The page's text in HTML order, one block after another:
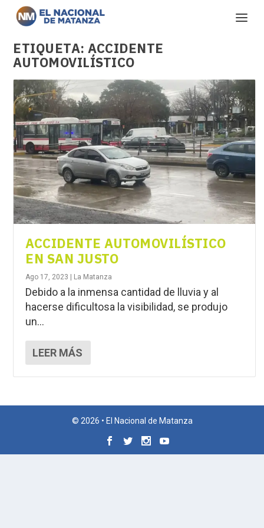
ETIQUETA:ACCIDENTE
AUTOMOVILÍSTICO
ACCIDENTE AUTOMOVILÍSTICO
EN SAN JUSTO
Ago 17, 2023 La Matanza
Debido a la inmensa cantidad de lluvia y al
hacerse dificultosa la visibilidad, se produjo
un...
LEER MÁS
© 2026 • El Nacional de Matanza